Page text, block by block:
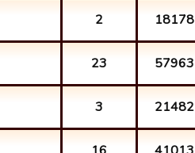
2 18178
23 57963
3 21482